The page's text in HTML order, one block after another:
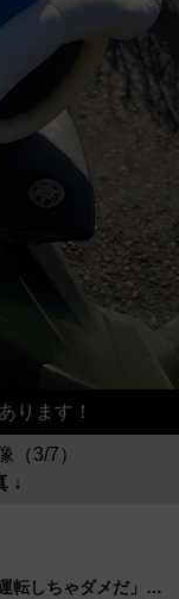
ります！
（3/7）
↓
転しちゃダメだ」…